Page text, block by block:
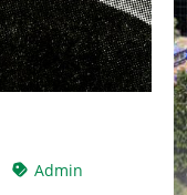
Admin